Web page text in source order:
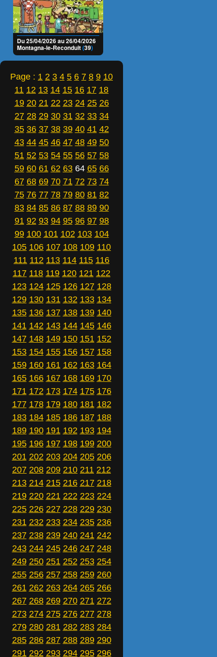
Du 25/04/2026 au 26/04/2026
Montagna-le-Reconduit(39)
Page : 1 2 3 4 5 6 7 8 9 10
11 12 13 14 15 16 17 18
19 20 21 22 23 24 25 26
27 28 29 30 31 32 33 34
35 36 37 38 39 40 41 42
43 44 45 46 47 48 49 50
51 52 53 54 55 56 57 58
59 60 61 62 63 64 65 66
67 68 69 70 71 72 73 74
75 76 77 78 79 80 81 82
83 84 85 86 87 88 89 90
91 92 93 94 95 96 97 98
99 100 101 102 103 104
105 106 107 108 109 110
111 112 113 114 115 116
117 118 119 120 121 122
123 124 125 126 127 128
129 130 131 132 133 134
135 136 137 138 139 140
141 142 143 144 145 146
147 148 149 150 151 152
153 154 155 156 157 158
159 160 161 162 163 164
165 166 167 168 169 170
171 172 173 174 175 176
177 178 179 180 181 182
183 184 185 186 187 188
189 190 191 192 193 194
195 196 197 198 199 200
201 202 203 204 205 206
207 208 209 210 211 212
213 214 215 216 217 218
219 220 221 222 223 224
225 226 227 228 229 230
231 232 233 234 235 236
237 238 239 240 241 242
243 244 245 246 247 248
249 250 251 252 253 254
255 256 257 258 259 260
261 262 263 264 265 266
267 268 269 270 271 272
273 274 275 276 277 278
279 280 281 282 283 284
285 286 287 288 289 290
291 292 293 294 295 296